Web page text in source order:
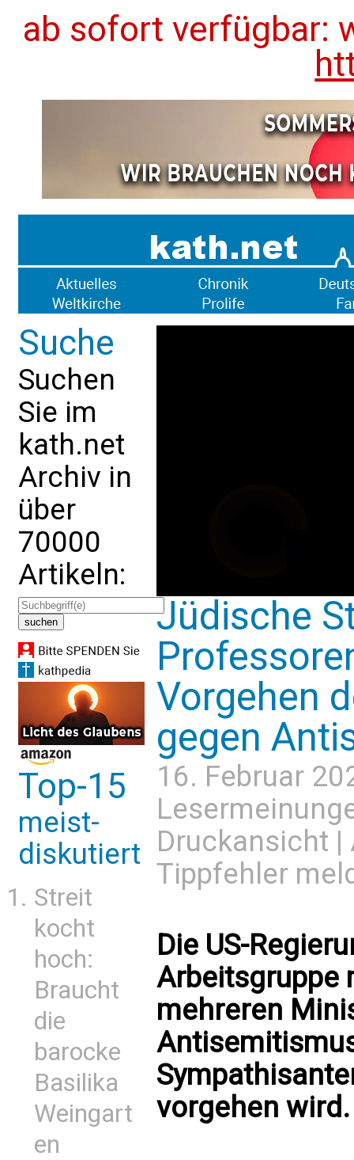
ab sofort verfügbar:
Suche
Suchen
Sie im
kath.net
Archiv in
über
70000
Artikeln:
Top-15
meist-
diskutiert
Streit
kocht
hoch:
Braucht
die
barocke
Basilika
Weingart
en
Jüdische
Vorgehen
gegen
16. Februar
Druckansicht |
Tippfehler
Die US-
Arbeitsgruppe
mehreren
vorgehen wird.